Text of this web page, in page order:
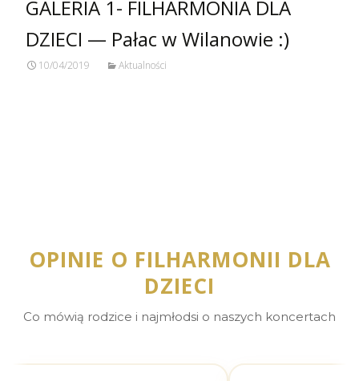
GALERIA 1- FILHARMONIA DLA
DZIECI — Pałac w Wilanowie :)
10/04/2019 Aktualności
OPINIE O FILHARMONII DLA
DZIECI
Co mówią rodzice i najmłodsi o naszych koncertach